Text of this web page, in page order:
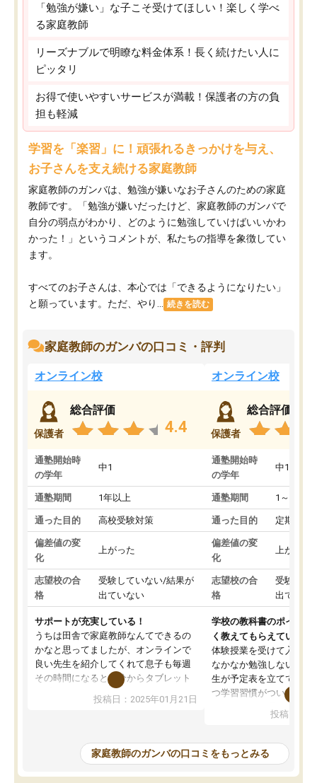
「勉強が嫌い」な子こそ受けてほしい！楽しく学べ
る家庭教師
リーズナブルで明瞭な料金体系！長く続けたい人に
ピッタリ
お得で使いやすいサービスが満載！保護者の方の負
担も軽減
学習を「楽習」に！頑張れるきっかけを与え、
お子さんを支え続ける家庭教師
家庭教師のガンバは、勉強が嫌いなお子さんのための家庭
教師です。「勉強が嫌いだったけど、家庭教師のガンバで
自分の弱点がわかり、どのように勉強していけばいいかわ
かった！」というコメントが、私たちの指導を象徴してい
ます。
すべてのお子さんは、本心では「できるようになりたい」
と願っています。ただ、やり...
続きを読む
家庭教師のガンバの口コミ・評判
オンライン校
保護者
総合評価
4.4
通塾開始時
の学年
中1
通塾期間 1年以上
通った目的 高校受験対策
偏差値の変
化
上がった
志望校の合
格
受験していない/結果が
出ていない
サポートが充実している！
うちは田舎で家庭教師なんてできるの
かなと思ってましたが、オンラインで
良い先生を紹介してくれて息子も毎週
その時間になると自分からタブレット
を開いてzoomを繋げるようになりまし
た！5科目なんでもOKなのもとても気
めて1年ほどだった今では平均点以上の
科目が増えてきました！あと1年受験ま
であるので無料の週末教室を使用しな
投稿日：2025年01月21日
オンライン校
保護者
総合評価
通塾開始時
の学年
中1
通塾期間 1～3ヵ月
通った目的 定期テス
偏差値の変
化
上がった
志望校の合
格
受験して
出ていな
学校の教科書のポイント
く教えてもらえている
体験授業を受けて入塾し
なかなか勉強しない息子
生が予定表を立ててくれ
つ学習習慣がついてきま
指導が無い日も予定表
問できるのでとても助か
投稿日：
家庭教師のガンバの口コミをもっとみる